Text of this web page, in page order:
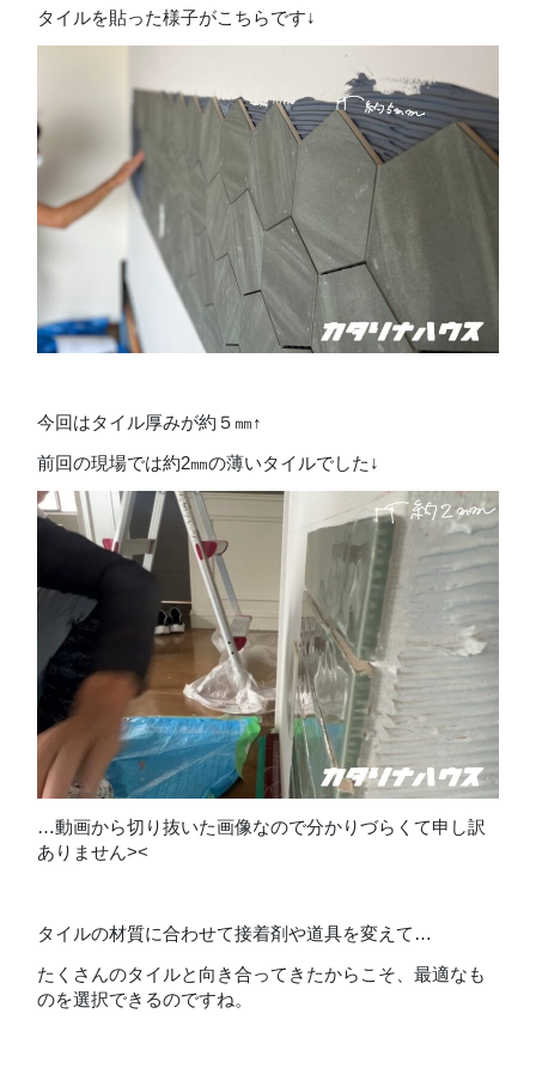
タイルを貼った様子がこちらです↓
今回はタイル厚みが約５㎜↑
前回の現場では約2㎜の薄いタイルでした↓
…動画から切り抜いた画像なので分かりづらくて申し訳
ありません><
タイルの材質に合わせて接着剤や道具を変えて…
たくさんのタイルと向き合ってきたからこそ、最適なも
のを選択できるのですね。